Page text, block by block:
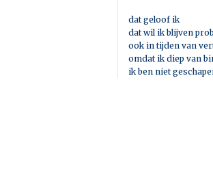
dat geloof ik
dat wil ik blijven
ook in tijden van
omdat ik diep van
ik ben niet